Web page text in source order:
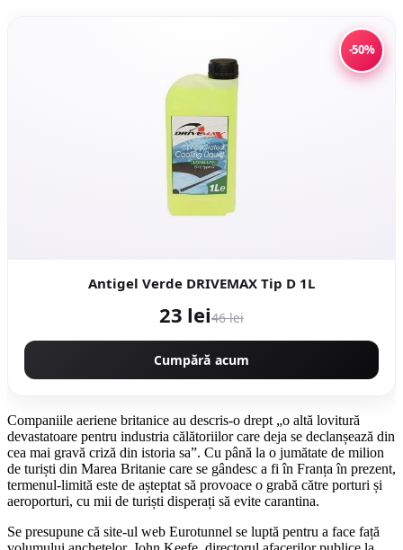
-50%
Antigel Verde DRIVEMAX Tip D 1L
23 lei46 lei
Cumpără acum
Companiile aeriene britanice au descris-o drept „o altă lovitură
devastatoare pentru industria călătoriilor care deja se declanșează din
cea mai gravă criză din istoria sa”. Cu până la o jumătate de milion
de turiști din Marea Britanie care se gândesc a fi în Franța în prezent,
termenul-limită este de așteptat să provoace o grabă către porturi și
aeroporturi, cu mii de turiști disperați să evite carantina.
Se presupune că site-ul web Eurotunnel se luptă pentru a face față